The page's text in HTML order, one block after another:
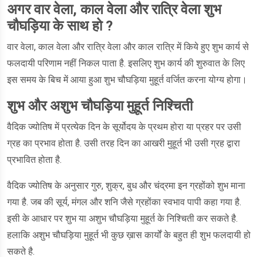
अगर वार वेला, काल वेला और रात्रि वेला शुभ
चौघड़िया के साथ हो ?
वार वेला, काल वेला और रात्रि वेला और काल रात्रि में किये हुए शुभ कार्य से
फलदायी परिणाम नहीं निकल पाता है. इसलिए शुभ कार्य की शुरुवात के लिए
इस समय के बिच में आया हुआ शुभ चौघड़िया मुहूर्त वर्जित करना योग्य होगा।
शुभ और अशुभ चौघड़िया मुहूर्त निश्चिती
वैदिक ज्योतिष में प्रत्येक दिन के सूर्योदय के प्रथम होरा या प्रहर पर उसी
ग्रह का प्रभाव होता है. उसी तरह दिन का आखरी मुहूर्त भी उसी ग्रह द्वारा
प्रभावित होता है.
वैदिक ज्योतिष के अनुसार गुरु, शुक्र, बुध और चंद्रमा इन ग्रहोंको शुभ माना
गया है. जब की सूर्य, मंगल और शनि जैसे ग्रहोंका स्वभाव पापी कहा गया है.
इसी के आधार पर शुभ या अशुभ चौघड़िया मुहूर्त के निश्चिती कर सकते है.
हलाकि अशुभ चौघड़िया मुहूर्त भी कुछ ख़ास कार्यों के बहुत ही शुभ फलदायी हो
सकते है.